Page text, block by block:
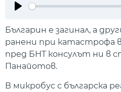
Българин е загинал, а
ранени при катастрофа
пред БНТ консулът ни в
Панайотов.
В микробус с българска